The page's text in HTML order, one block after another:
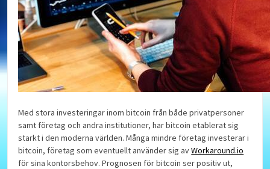
Med stora investeringar inom bitcoin från både privatpersoner
samt företag och andra institutioner, har bitcoin etablerat sig
starkt i den moderna världen. Många mindre företag investerar i
bitcoin, företag som eventuellt använder sig avWorkaround.io
för sina kontorsbehov. Prognosen för bitcoin ser positiv ut,